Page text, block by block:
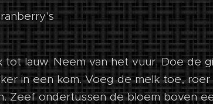
tot lauw. Neem van het vuur. Doe de
in een kom. Voeg de melk toe,
Zeef ondertussen de bloem boven